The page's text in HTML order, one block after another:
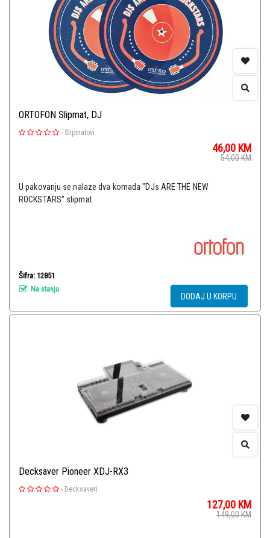
ORTOFON Slipmat, DJ
- Slipmatovi
46,00 KM
54,00KM
U pakovanju se nalaze dva komada "DJs ARE THE NEW
ROCKSTARS" slipmat
Šifra: 12851
Na stanju
DODAJ U KORPU
Decksaver Pioneer XDJ-RX3
- Decksaveri
127,00 KM
149,00KM